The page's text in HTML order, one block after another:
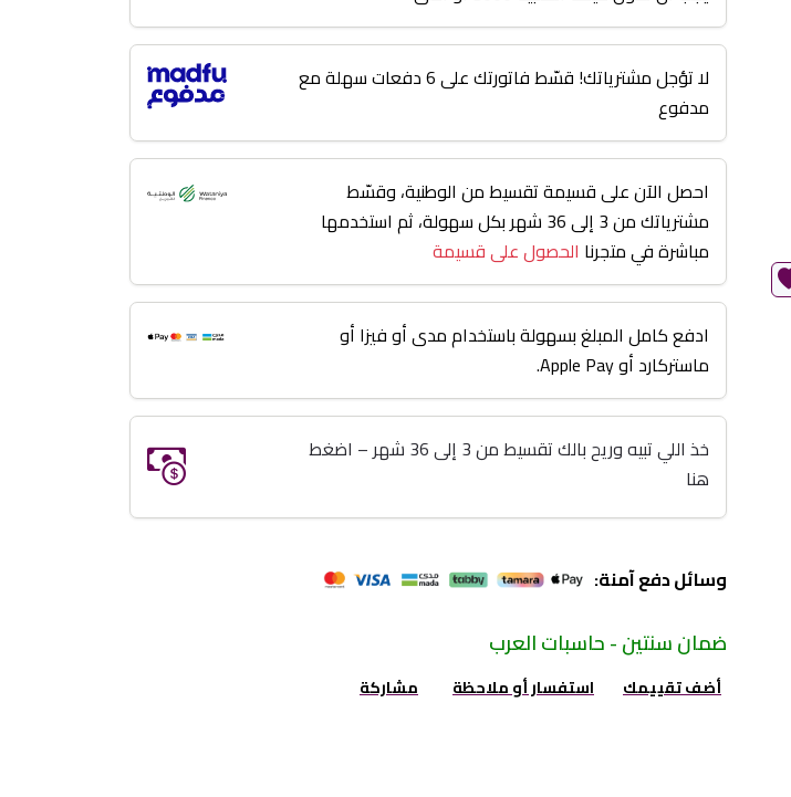
لا تؤجل مشترياتك! قسّط فاتورتك على 6 دفعات سهلة مع
مدفوع
احصل الآن على قسيمة تقسيط من الوطنية، وقسّط
مشترياتك من 3 إلى 36 شهر بكل سهولة، ثم استخدمها
مباشرة في متجرنا الحصول على قسيمة
ادفع كامل المبلغ بسهولة باستخدام مدى أو فيزا أو
ماستركارد أو Apple Pay.
خذ اللي تبيه وريح بالك تقسيط من 3 إلى 36 شهر – اضغط
هنا
وسائل دفع آمنة:
ضمان سنتين - حاسبات العرب
أضف تقييمك استفسار أو ملاحظة مشاركة